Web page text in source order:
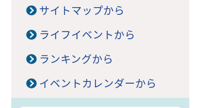
サイトマップから
ライフイベントから
ランキングから
イベントカレンダーから